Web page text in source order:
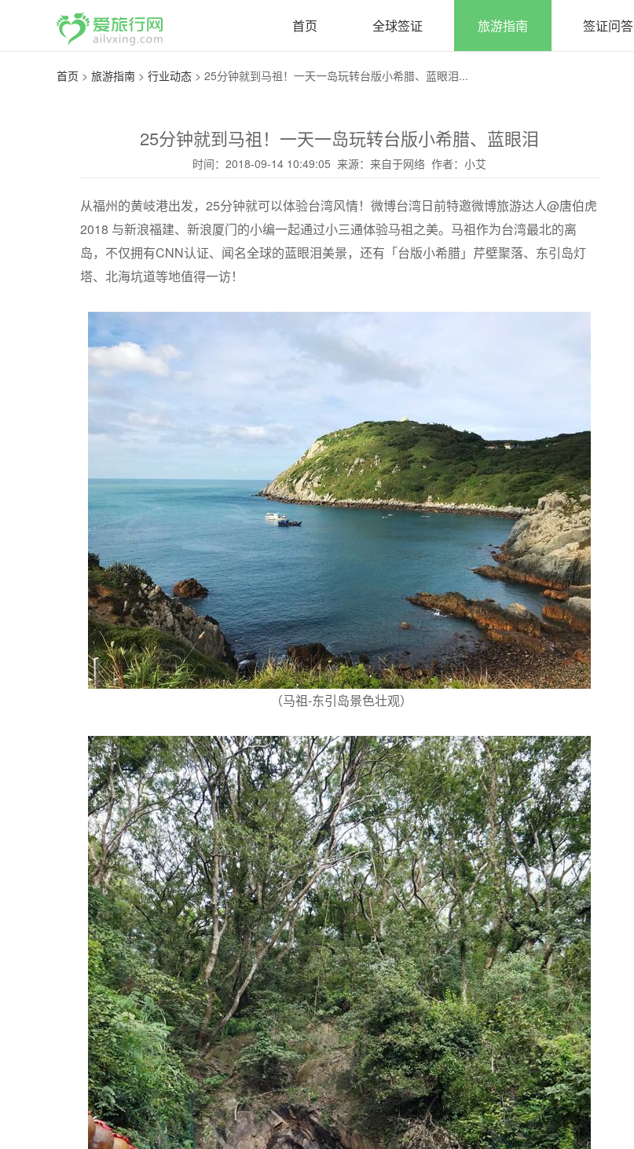
首页 全球签证 旅游指南 签证问答
首页 > 旅游指南 > 行业动态 > 25分钟就到马祖！一天一岛玩转台版小希腊、蓝眼泪...
25分钟就到马祖！一天一岛玩转台版小希腊、蓝眼泪
时间：2018-09-14 10:49:05 来源：来自于网络 作者：小艾
从福州的黄岐港出发，25分钟就可以体验台湾风情！微博台湾日前特邀微博旅游达人@唐伯虎
2018 与新浪福建、新浪厦门的小编一起通过小三通体验马祖之美。马祖作为台湾最北的离
岛，不仅拥有CNN认证、闻名全球的蓝眼泪美景，还有「台版小希腊」芹壁聚落、东引岛灯
塔、北海坑道等地值得一访！
（马祖-东引岛景色壮观）